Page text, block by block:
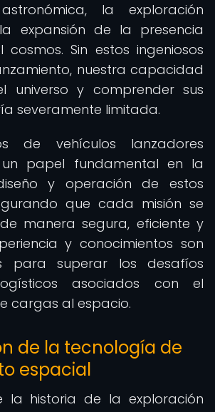
la exploración
expansión de la presencia
Sin estos ingeniosos
nuestra capacidad
universo y comprender sus
severamente limitada.
de vehículos lanzadores
un papel fundamental en la
y operación de estos
que cada misión se
manera segura, eficiente y
y conocimientos son
para superar los desafíos
asociados con el
cargas al espacio.
de la tecnología de
espacial
historia de la exploración